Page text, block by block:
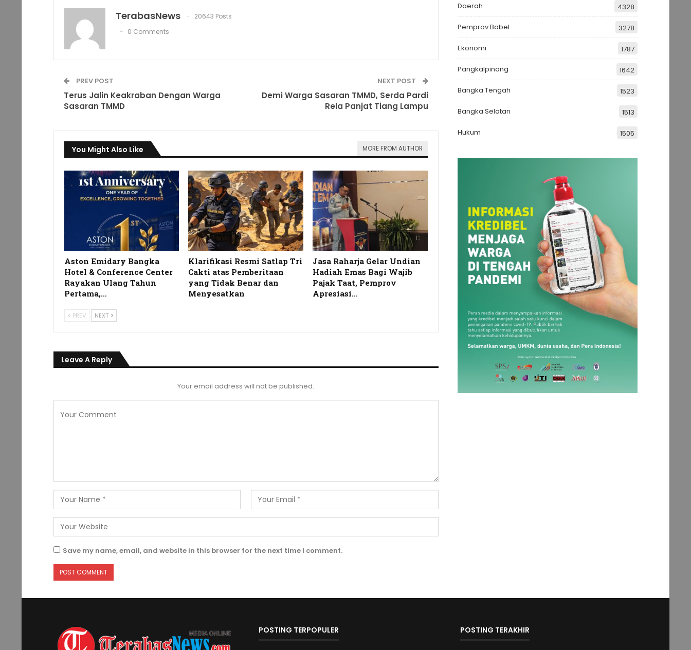
TerabasNews
20643 Posts
0 Comments
PREV POST
Terus Jalin Keakraban Dengan Warga
Sasaran TMMD
NEXT POST
Demi Warga Sasaran TMMD, Serda Pardi
Rela Panjat Tiang Lampu
You Might Also Like MORE FROM AUTHOR
Aston Emidary Bangka
Hotel & Conference Center
Rayakan Ulang Tahun
Pertama,…
Klarifikasi Resmi Satlap Tri
Cakti atas Pemberitaan
yang Tidak Benar dan
Menyesatkan
Jasa Raharja Gelar Undian
Hadiah Emas Bagi Wajib
Pajak Taat, Pemprov
Apresiasi…
PREV NEXT
Leave A Reply
Your email address will not be published.
Save my name, email, and website in this browser for the next time I comment.
Daerah 4328
Pemprov Babel 3278
Ekonomi 1787
Pangkalpinang 1642
Bangka Tengah 1523
Bangka Selatan 1513
Hukum 1505
POSTING TERPOPULER POSTING TERAKHIR